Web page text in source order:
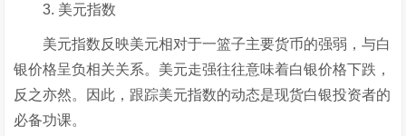
3. 美元指数
美元指数反映美元相对于一篮子主要货币的强弱，与白
银价格呈负相关关系。美元走强往往意味着白银价格下跌，
反之亦然。因此，跟踪美元指数的动态是现货白银投资者的
必备功课。